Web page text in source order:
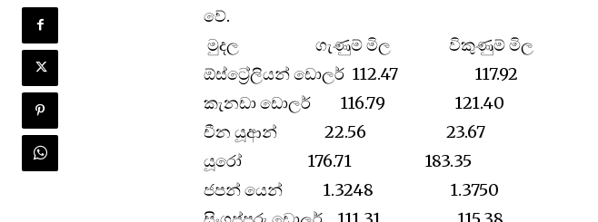
වේ.
මුදල ගැණුම් මිල විකුණුම් මිල
ඕස්ට්‍රේලියන් ඩොලර් 112.47 117.92
කැනඩා ඩොලර් 116.79 121.40
චීන යූආන් 22.56 23.67
යූරෝ 176.71 183.35
ජපන් යෙන් 1.3248 1.3750